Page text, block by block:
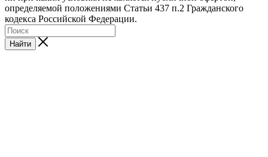
определяемой положениями Статьи 437 п.2 Гражданского
кодекса Российской Федерации.
Найти